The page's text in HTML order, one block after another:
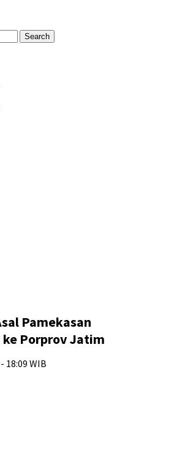
Pamekasan
Porprov Jatim
18:09 WIB